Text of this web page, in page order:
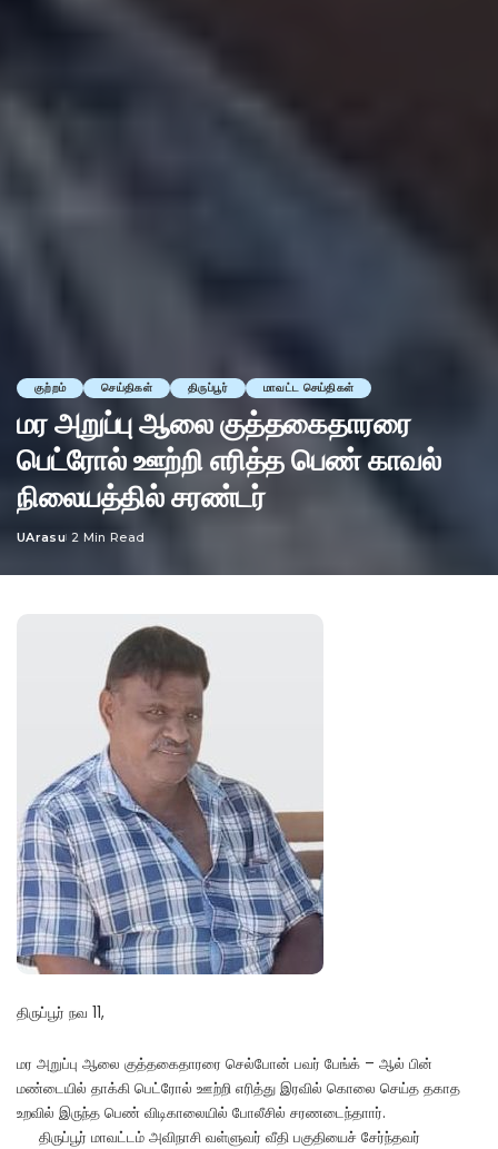
குற்றம் செய்திகள் திருப்பூர் மாவட்ட செய்திகள்
மர அறுப்பு ஆலை குத்தகைதாரரை
பெட்ரோல் ஊற்றி எரித்த பெண் காவல்
நிலையத்தில் சரண்டர்
Posted
UArasu 2 Min Read
திருப்பூர் நவ 11,
மர அறுப்பு ஆலை குத்தகைதாரரை செல்போன் பவர் பேங்க் – ஆல் பின்
மண்டையில் தாக்கி பெட்ரோல் ஊற்றி எரித்து இரவில் கொலை செய்த தகாத
உறவில் இருந்த பெண் விடிகாலையில் போலீசில் சரணடைந்தாார்.
திருப்பூர் மாவட்டம் அவிநாசி வள்ளுவர் வீதி பகுதியைச் சேர்ந்தவர்